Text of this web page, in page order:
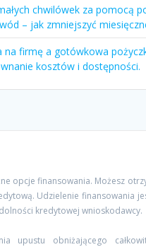
chwilówek za pomocą
– jak zmniejszyć
na firmę a gotówkowa
kosztów i dostępności.
opcje finansowania. Możesz
Udzielenie finansowania
kredytowej wnioskodawcy.
upustu obniżającego